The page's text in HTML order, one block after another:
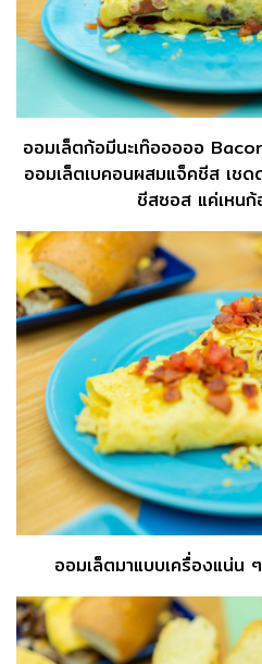
ออมเล็ตก้อมีนะเท๊อออออ
ออมเล็ตเบคอนผสมแจ็คชีส เชด
ชีสซอส แค่เหน
ออมเล็ตมาแบบเครื่องแน่น